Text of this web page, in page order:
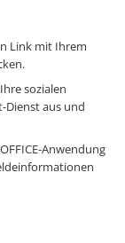
Link mit Ihrem
sozialen
Dienst aus und
Anwendung